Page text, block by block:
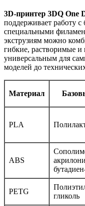
3D-принтер 3DQ One
поддерживает работу
специальными
экструзиям можно
гибкие, растворимые и
универсальным для
моделей до
Материал
PLA
ABS
PETG
гликоль